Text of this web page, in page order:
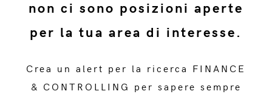
non ci sono posizioni aperte
per la tua area di interesse.
Crea un alert per la ricerca FINANCE
& CONTROLLING per sapere sempre